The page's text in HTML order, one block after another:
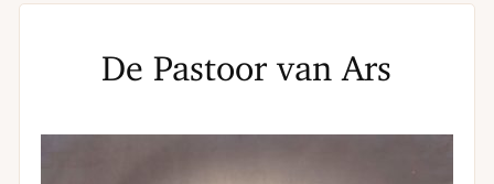
De Pastoor van Ars